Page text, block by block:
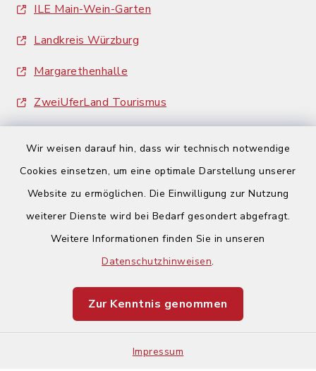
Wir weisen darauf hin, dass wir technisch notwendige
Cookies einsetzen, um eine optimale Darstellung unserer
Website zu ermöglichen. Die Einwilligung zur Nutzung
weiterer Dienste wird bei Bedarf gesondert abgefragt.
Weitere Informationen finden Sie in unseren
Datenschutzhinweisen.
Zur Kenntnis genommen
Impressum
ILE Main-Wein-Garten
Landkreis Würzburg
Margarethenhalle
ZweiUferLand Tourismus
Barrierefreiheit
Impressum
Sitemap